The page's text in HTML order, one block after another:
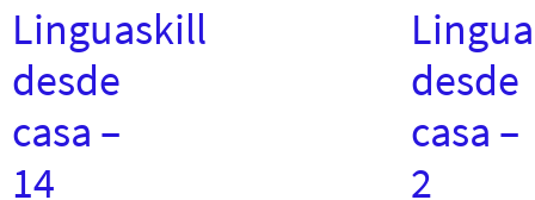
Linguaskill
desde
casa –
14
desde
casa –
2